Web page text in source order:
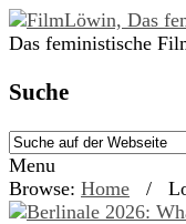
Das feministische
Suche
Menu
Browse: Home /